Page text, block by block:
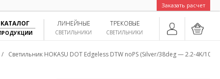
Заказать расчет
ТРЕКОВЫЕ
СВЕТИЛЬНИКИ
ЛИНЕЙНЫЕ
СВЕТИЛЬНИКИ
КАТАЛОГ
/ Светильник HOKASU DOT Edgeless DTW noPS (Silver/38deg — 2.2-4K/10W/